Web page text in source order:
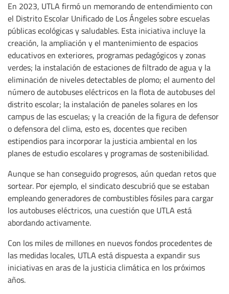
En 2023, UTLA firmó un memorando de entendimiento con
el Distrito Escolar Unificado de Los Ángeles sobre escuelas
públicas ecológicas y saludables. Esta iniciativa incluye la
creación, la ampliación y el mantenimiento de espacios
educativos en exteriores, programas pedagógicos y zonas
verdes; la instalación de estaciones de filtrado de agua y la
eliminación de niveles detectables de plomo; el aumento del
número de autobuses eléctricos en la flota de autobuses del
distrito escolar; la instalación de paneles solares en los
campus de las escuelas; y la creación de la figura de defensor
o defensora del clima, esto es, docentes que reciben
estipendios para incorporar la justicia ambiental en los
planes de estudio escolares y programas de sostenibilidad.
Aunque se han conseguido progresos, aún quedan retos que
sortear. Por ejemplo, el sindicato descubrió que se estaban
empleando generadores de combustibles fósiles para cargar
los autobuses eléctricos, una cuestión que UTLA está
abordando activamente.
Con los miles de millones en nuevos fondos procedentes de
las medidas locales, UTLA está dispuesta a expandir sus
iniciativas en aras de la justicia climática en los próximos
años.